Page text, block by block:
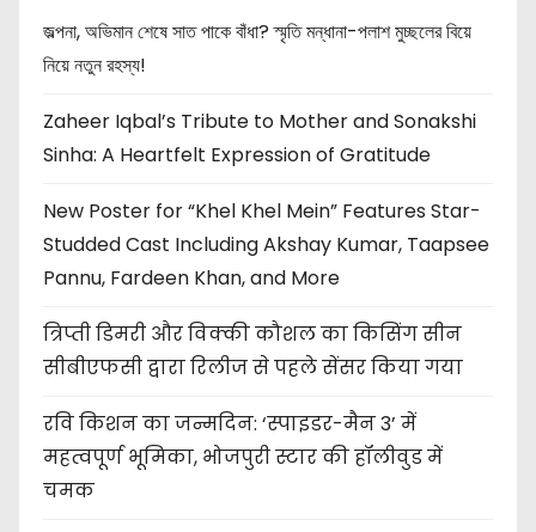
জল্পনা, অভিমান শেষে সাত পাকে বাঁধা? স্মৃতি মন্ধানা-পলাশ মুচ্ছলের বিয়ে
নিয়ে নতুন রহস্য!
Zaheer Iqbal’s Tribute to Mother and Sonakshi
Sinha: A Heartfelt Expression of Gratitude
New Poster for “Khel Khel Mein” Features Star-
Studded Cast Including Akshay Kumar, Taapsee
Pannu, Fardeen Khan, and More
त्रिप्ती डिमरी और विक्की कौशल का किसिंग सीन
सीबीएफसी द्वारा रिलीज से पहले सेंसर किया गया
रवि किशन का जन्मदिन: ‘स्पाइडर-मैन 3’ में
महत्वपूर्ण भूमिका, भोजपुरी स्टार की हॉलीवुड में
चमक